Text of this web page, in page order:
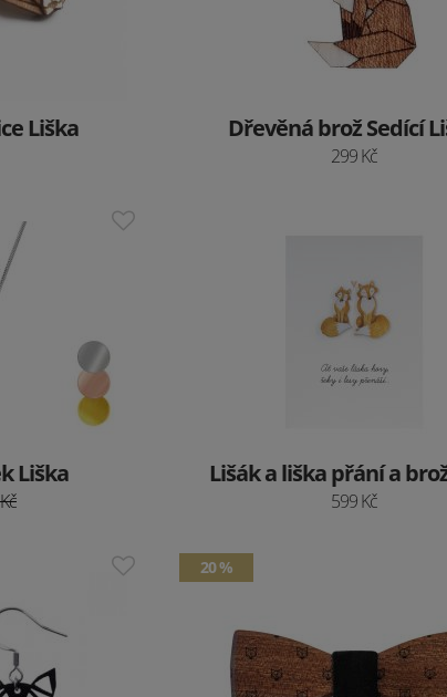
Liška Dřevěná brož Sedící
299 Kč
Liška Lišák a liška přání a
599 Kč
20 %